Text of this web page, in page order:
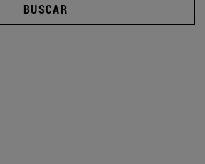
BUSCAR